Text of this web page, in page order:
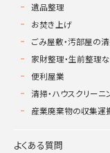
遺品整理
お焚き上げ
ごみ屋敷・汚部屋の
家財整理・生前整理
便利屋業
清掃・ハウスクリーニ
産業廃棄物の収集運
よくある質問